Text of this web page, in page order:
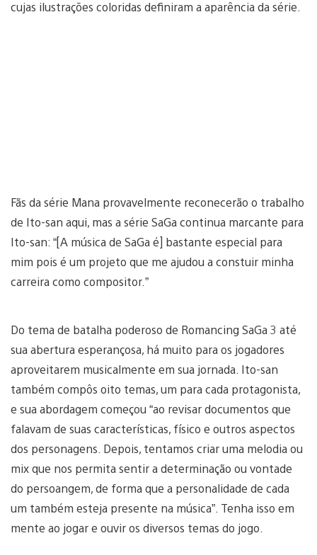
cujas ilustrações coloridas definiram a aparência da série.
Fãs da série Mana provavelmente reconecerão o trabalho
de Ito-san aqui, mas a série SaGa continua marcante para
Ito-san: “[A música de SaGa é] bastante especial para
mim pois é um projeto que me ajudou a constuir minha
carreira como compositor.”
Do tema de batalha poderoso de Romancing SaGa 3 até
sua abertura esperançosa, há muito para os jogadores
aproveitarem musicalmente em sua jornada. Ito-san
também compôs oito temas, um para cada protagonista,
e sua abordagem começou “ao revisar documentos que
falavam de suas características, físico e outros aspectos
dos personagens. Depois, tentamos criar uma melodia ou
mix que nos permita sentir a determinação ou vontade
do persoangem, de forma que a personalidade de cada
um também esteja presente na música”. Tenha isso em
mente ao jogar e ouvir os diversos temas do jogo.